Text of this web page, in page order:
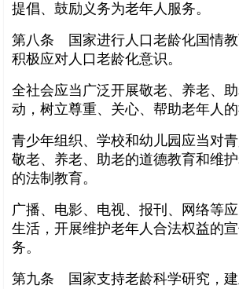
提倡、鼓励义务为老年人服务。
第八条 国家进行人口老龄化国情
积极应对人口老龄化意识。
全社会应当广泛开展敬老、养老、
动，树立尊重、关心、帮助老年人的
青少年组织、学校和幼儿园应当对
敬老、养老、助老的道德教育和维
的法制教育。
广播、电影、电视、报刊、网络等
生活，开展维护老年人合法权益的
务。
第九条 国家支持老龄科学研究，